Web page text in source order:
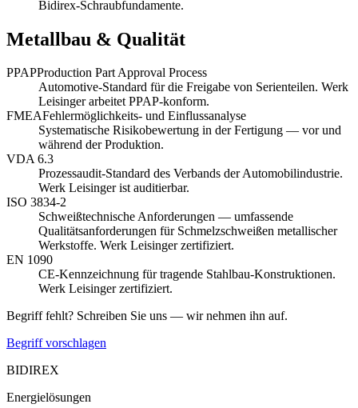
Bidirex-Schraubfundamente.
Metallbau & Qualität
PPAPProduction Part Approval Process
Automotive-Standard für die Freigabe von Serienteilen. Werk
Leisinger arbeitet PPAP-konform.
FMEAFehlermöglichkeits- und Einflussanalyse
Systematische Risikobewertung in der Fertigung — vor und
während der Produktion.
VDA 6.3
Prozessaudit-Standard des Verbands der Automobilindustrie.
Werk Leisinger ist auditierbar.
ISO 3834-2
Schweißtechnische Anforderungen — umfassende
Qualitätsanforderungen für Schmelzschweißen metallischer
Werkstoffe. Werk Leisinger zertifiziert.
EN 1090
CE-Kennzeichnung für tragende Stahlbau-Konstruktionen.
Werk Leisinger zertifiziert.
Begriff fehlt? Schreiben Sie uns — wir nehmen ihn auf.
Begriff vorschlagen
BIDIREX
Energielösungen